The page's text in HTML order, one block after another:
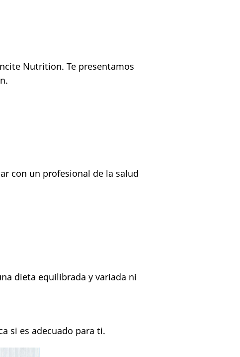
Nutrition. Te presentamos
con un profesional de la salud
dieta equilibrada y variada ni
si es adecuado para ti.